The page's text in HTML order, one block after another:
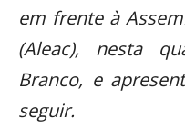
em frente à
(Aleac), nesta
Branco, e
seguir.